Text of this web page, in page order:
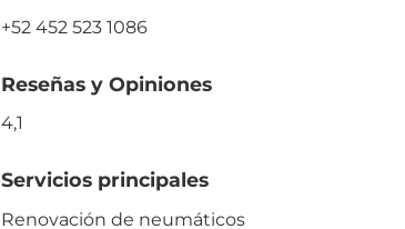
+52 452 523 1086
Reseñas y Opiniones
4,1
Servicios principales
Renovación de neumáticos